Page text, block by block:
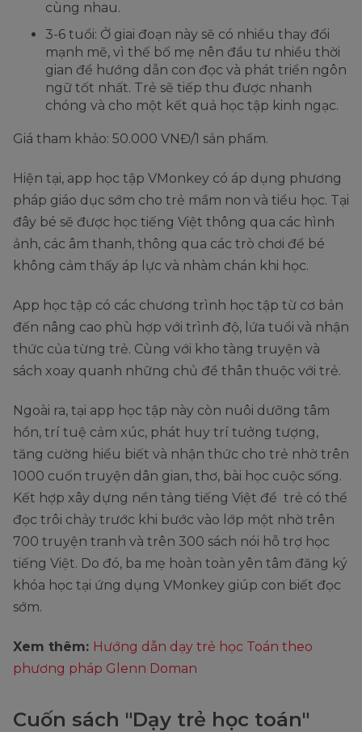
cùng nhau.
3-6 tuổi: Ở giai đoạn này sẽ có nhiều thay đổi
mạnh mẽ, vì thế bố mẹ nên đầu tư nhiều thời
gian để hướng dẫn con đọc và phát triển ngôn
ngữ tốt nhất. Trẻ sẽ tiếp thu được nhanh
chóng và cho một kết quả học tập kinh ngạc.
Giá tham khảo: 50.000 VNĐ/1 sản phẩm.
Hiện tại, app học tập VMonkey có áp dụng phương
pháp giáo dục sớm cho trẻ mầm non và tiểu học. Tại
đây bé sẽ được học tiếng Việt thông qua các hình
ảnh, các âm thanh, thông qua các trò chơi để bé
không cảm thấy áp lực và nhàm chán khi học.
App học tập có các chương trình học tập từ cơ bản
đến nâng cao phù hợp với trình độ, lứa tuổi và nhận
thức của từng trẻ. Cùng với kho tàng truyện và
sách xoay quanh những chủ đề thân thuộc với trẻ.
Ngoài ra, tại app học tập này còn nuôi dưỡng tâm
hồn, trí tuệ cảm xúc, phát huy trí tưởng tượng,
tăng cường hiểu biết và nhận thức cho trẻ nhờ trên
1000 cuốn truyện dân gian, thơ, bài học cuộc sống.
Kết hợp xây dựng nền tảng tiếng Việt để trẻ có thể
đọc trôi chảy trước khi bước vào lớp một nhờ trên
700 truyện tranh và trên 300 sách nói hỗ trợ học
tiếng Việt. Do đó, ba mẹ hoàn toàn yên tâm đăng ký
khóa học tại ứng dụng VMonkey giúp con biết đọc
sớm.
Xem thêm: Hướng dẫn dạy trẻ học Toán theo
phương pháp Glenn Doman
Cuốn sách "Dạy trẻ học toán"